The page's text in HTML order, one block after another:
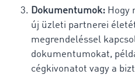
Dokumentumok: Hogy
új üzleti partnerei
megrendeléssel
dokumentumokat,
cégkivonatot vagy a